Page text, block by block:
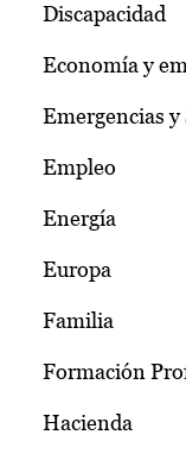
Discapacidad
Economía y
Emergencias y
Empleo
Energía
Europa
Familia
Formación
Hacienda